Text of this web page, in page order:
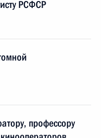
РСФСР
профессору